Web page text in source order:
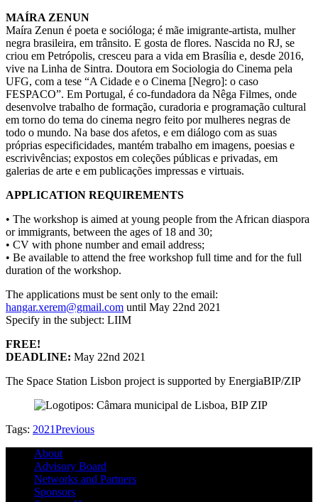
MAÍRA ZENUN
Maíra Zenun é poeta e socióloga; é mãe imigrante-artista, mulher
negra brasileira, em trânsito. E gosta de flores. Nascida no RJ, se
criou em Petrópolis, cresceu para a vida em Brasília e, desde 2016,
vive na Linha de Sintra. Doutora em Sociologia do Cinema pela
UFG, com a tese “A Cidade e o Cinema [Negro]: o caso
FESPACO”. Em Portugal, é co-fundadora da Nêga Filmes, onde
desenvolve trabalho de formação, curadoria e programação cultural
em torno do tema do cinema negro feito por mulheres negras de
todo o mundo. Na base dos afetos, e em diálogo com as suas
próprias especificidades, mantém trabalho em imagens, poesias e
escrivivências; expostos em coleções públicas e privadas, em
galerias de arte e em publicações impressas e virtuais.
APPLICATION REQUIREMENTS
• The workshop is aimed at young people from the African diaspora
or immigrants, between the ages of 18 and 30;
• CV with phone number and email address;
• Be available to attend the free workshop full time and for the full
duration of the workshop.
The applications must be sent only to the email:
hangar.xerem@gmail.com until May 22nd 2021
Specify in the subject: LIIM
FREE!
DEADLINE: May 22nd 2021
The Space Station Lisbon project is supported by EnergiaBIP/ZIP
Tags: 2021Previous
About
Advisory Board
Networks and Partners
Sponsors